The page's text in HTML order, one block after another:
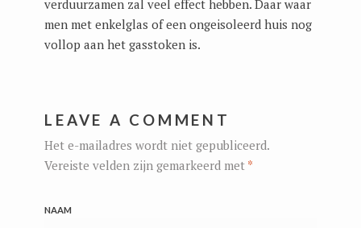
verduurzamen zal veel effect hebben. Daar waar
men met enkelglas of een ongeisoleerd huis nog
vollop aan het gasstoken is.
LEAVE A COMMENT
Het e-mailadres wordt niet gepubliceerd.
Vereiste velden zijn gemarkeerd met *
NAAM